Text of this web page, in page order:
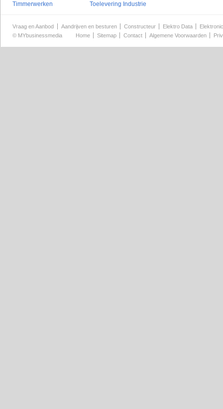
Timmerwerken
Toelevering Industrie
Vraag en Aanbod Aandrijven en besturen Constructeur Elektro Data
© MYbusinessmedia Home Sitemap Contact Algemene Voorwaarden